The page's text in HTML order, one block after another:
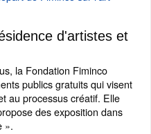
d'artistes et
la Fondation Fiminco
publics gratuits qui visent
au processus créatif. Elle
des exposition dans
».